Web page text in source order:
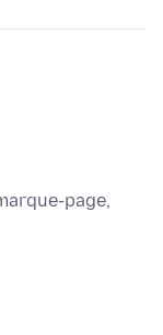
page,